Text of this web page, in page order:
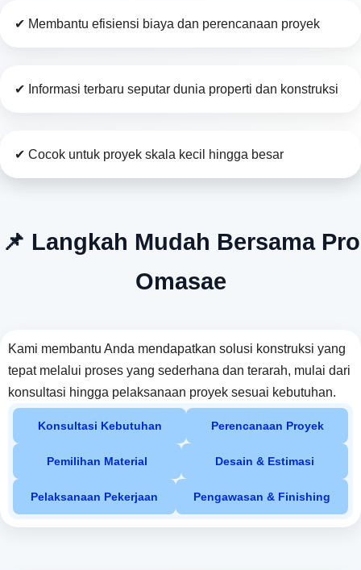
✔ Membantu efisiensi biaya dan perencanaan proyek
✔ Informasi terbaru seputar dunia properti dan konstruksi
✔ Cocok untuk proyek skala kecil hingga besar
📌 Langkah Mudah Bersama Pro
Omasae
Kami membantu Anda mendapatkan solusi konstruksi yang
tepat melalui proses yang sederhana dan terarah, mulai dari
konsultasi hingga pelaksanaan proyek sesuai kebutuhan.
Konsultasi Kebutuhan Perencanaan Proyek
Pemilihan Material Desain & Estimasi
Pelaksanaan Pekerjaan Pengawasan & Finishing